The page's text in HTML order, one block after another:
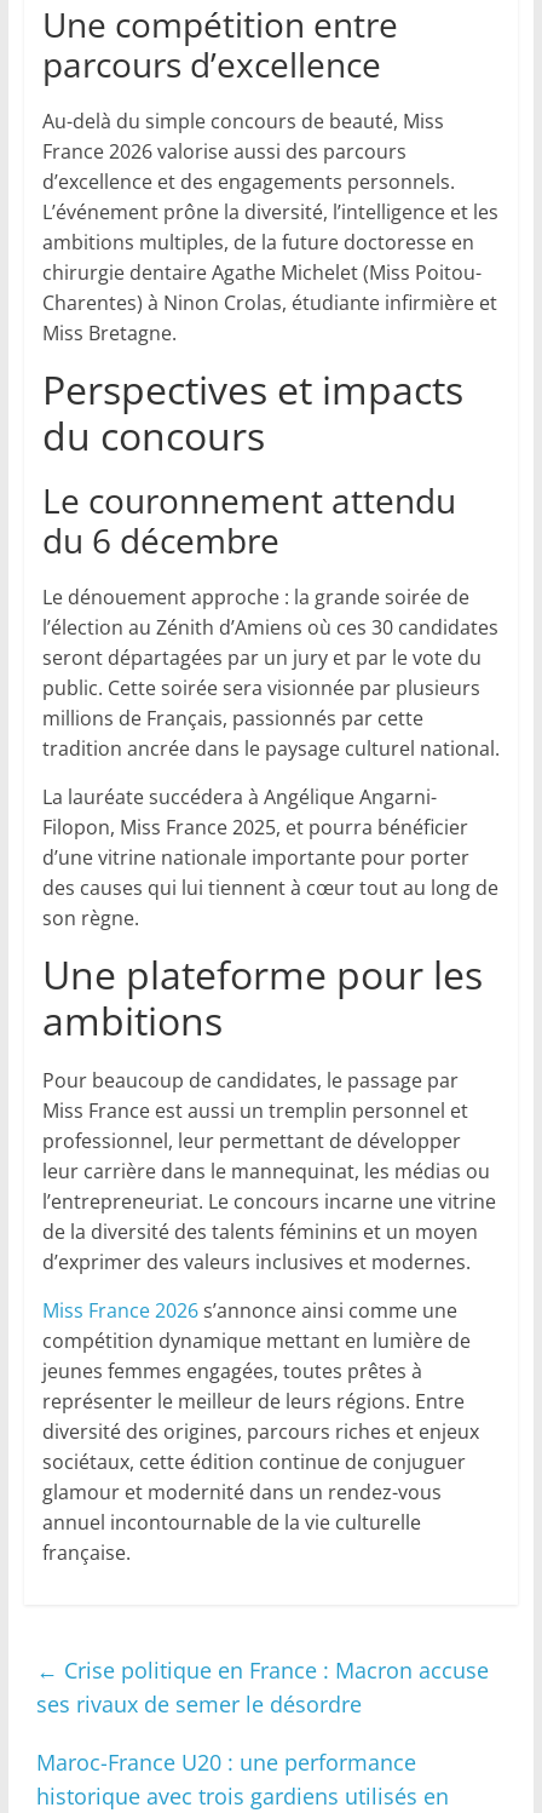
Une compétition entre
parcours d’excellence
Au-delà du simple concours de beauté, Miss
France 2026 valorise aussi des parcours
d’excellence et des engagements personnels.
L’événement prône la diversité, l’intelligence et les
ambitions multiples, de la future doctoresse en
chirurgie dentaire Agathe Michelet (Miss Poitou-
Charentes) à Ninon Crolas, étudiante infirmière et
Miss Bretagne.
Perspectives et impacts
du concours
Le couronnement attendu
du 6 décembre
Le dénouement approche : la grande soirée de
l’élection au Zénith d’Amiens où ces 30 candidates
seront départagées par un jury et par le vote du
public. Cette soirée sera visionnée par plusieurs
millions de Français, passionnés par cette
tradition ancrée dans le paysage culturel national.
La lauréate succédera à Angélique Angarni-
Filopon, Miss France 2025, et pourra bénéficier
d’une vitrine nationale importante pour porter
des causes qui lui tiennent à cœur tout au long de
son règne.
Une plateforme pour les
ambitions
Pour beaucoup de candidates, le passage par
Miss France est aussi un tremplin personnel et
professionnel, leur permettant de développer
leur carrière dans le mannequinat, les médias ou
l’entrepreneuriat. Le concours incarne une vitrine
de la diversité des talents féminins et un moyen
d’exprimer des valeurs inclusives et modernes.
Miss France 2026s’annonce ainsi comme une
compétition dynamique mettant en lumière de
jeunes femmes engagées, toutes prêtes à
représenter le meilleur de leurs régions. Entre
diversité des origines, parcours riches et enjeux
sociétaux, cette édition continue de conjuguer
glamour et modernité dans un rendez-vous
annuel incontournable de la vie culturelle
française.
← Crise politique en France : Macron accuse
ses rivaux de semer le désordre
Maroc-France U20 : une performance
historique avec trois gardiens utilisés en